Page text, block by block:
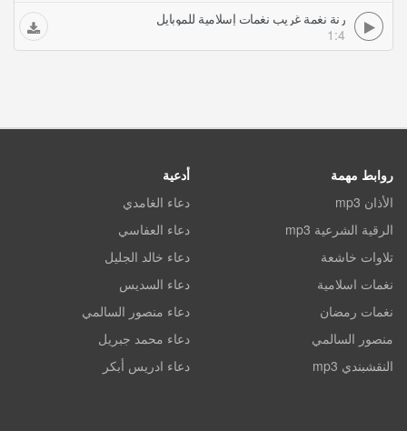
رنة نغمة غريب نغمات إسلامية للموبايل
1:4
روابط مهمة
الأذان mp3
الرقية الشرعية mp3
تلاوات خاشعة
نغمات اسلامية
نغمات رمضان
منصور السالمي
النقشبندي mp3
أدعية
دعاء الغامدي
دعاء العفاسي
دعاء خالد الجليل
دعاء السديس
دعاء منصور السالمي
دعاء محمد جبريل
دعاء ادريس أبكر